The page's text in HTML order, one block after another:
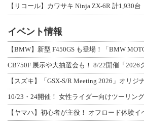
【リコール】カワサキ Ninja ZX-6R 計1,930台
イベント情報
【BMW】新型 F450GS も登場！「BMW
CB750F 展示や大抽選会も！ 8/22開催「2026
【スズキ】「GSX-S/R Meeting 2026」オリジ
10/23・24開催！ 女性ライダー向けツーリン
【ヤマハ】初心者が主役！ オフロード体験イ